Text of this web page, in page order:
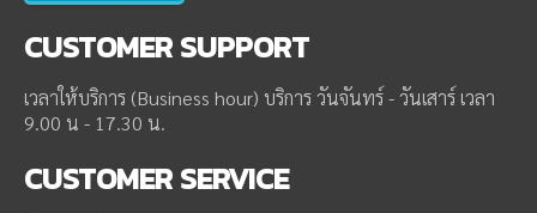
CUSTOMERSUPPORT
เวลาให้บริการ (Business hour) บริการ วันจันทร์ - วันเสาร์ เวลา
9.00 น - 17.30 น.
CUSTOMERSERVICE